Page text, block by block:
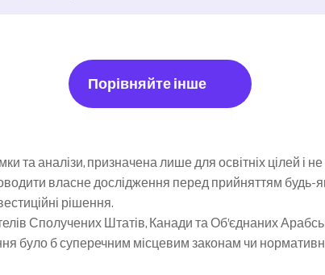
Порівняйте інше
та аналізи, призначена лише для освітніх цілей і
власне дослідження перед прийняттям будь-
рішення.
Сполучених Штатів, Канади та Об’єднаних
було б суперечним місцевим законам чи